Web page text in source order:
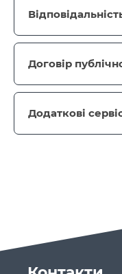
Договір
Додаткові